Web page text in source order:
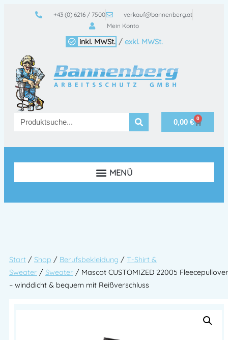
+43 (0) 6216 / 7500
verkauf@bannenberg.at
Mein Konto
inkl. MWSt. / exkl. MWSt.
0,00 € 0
Start / Shop / Berufsbekleidung / T-Shirt &
Sweater / Sweater / Mascot CUSTOMIZED 22005 Fleecepullover
– winddicht & bequem mit Reißverschluss